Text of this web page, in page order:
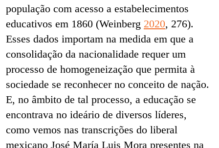
população com acesso a estabelecimentos
educativos em 1860 (Weinberg 2020, 276).
Esses dados importam na medida em que a
consolidação da nacionalidade requer um
processo de homogeneização que permita à
sociedade se reconhecer no conceito de nação.
E, no âmbito de tal processo, a educação se
encontrava no ideário de diversos líderes,
como vemos nas transcrições do liberal
mexicano José María Luis Mora presentes na